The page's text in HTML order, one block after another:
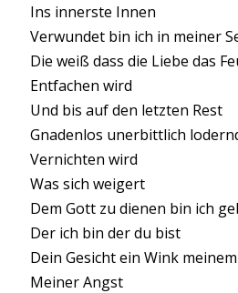
Ins innerste Innen
Verwundet bin ich in meiner
Die weiß dass die Liebe das
Entfachen wird
Und bis auf den letzten Rest
Gnadenlos unerbittlich
Vernichten wird
Was sich weigert
Dem Gott zu dienen bin ich
Der ich bin der du bist
Dein Gesicht ein Wink
Meiner Angst